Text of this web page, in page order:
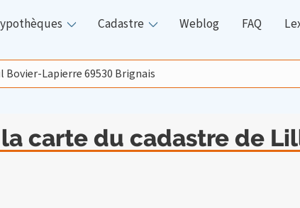
Cadastre Weblog FAQ
carte du cadastre de